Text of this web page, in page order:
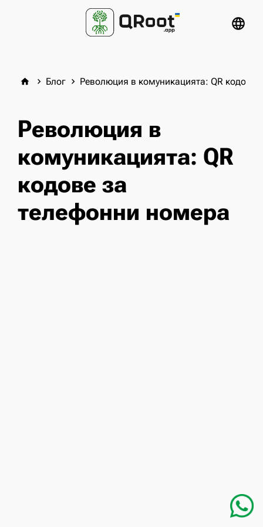
language
home keyboard_arrow_right Блог keyboard_arrow_right Революция в комуникацията: QR кодове
Революция в
комуникацията: QR
кодове за
телефонни номера